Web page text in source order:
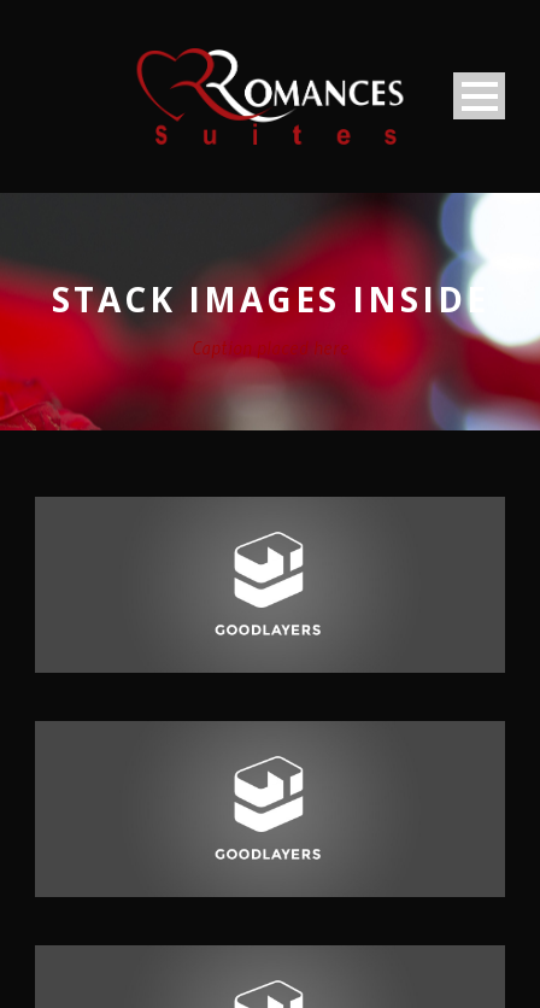
STACK IMAGES INSIDE
Caption placed here